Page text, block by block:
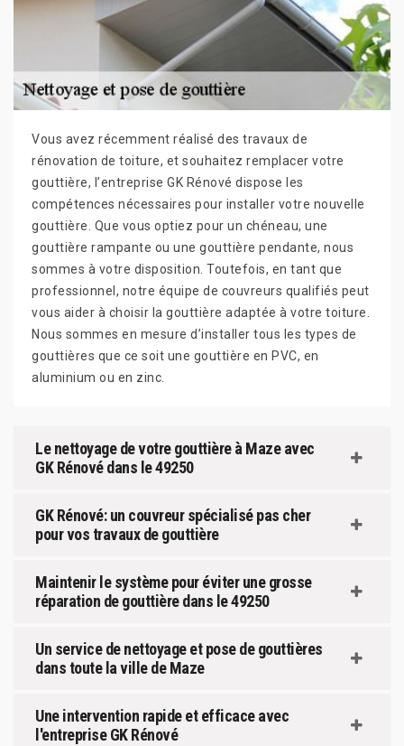
Vous avez récemment réalisé des travaux de
rénovation de toiture, et souhaitez remplacer votre
gouttière, l’entreprise GK Rénové dispose les
compétences nécessaires pour installer votre nouvelle
gouttière. Que vous optiez pour un chéneau, une
gouttière rampante ou une gouttière pendante, nous
sommes à votre disposition. Toutefois, en tant que
professionnel, notre équipe de couvreurs qualifiés peut
vous aider à choisir la gouttière adaptée à votre toiture.
Nous sommes en mesure d’installer tous les types de
gouttières que ce soit une gouttière en PVC, en
aluminium ou en zinc.
Le nettoyage de votre gouttière à Maze avec
GK Rénové dans le 49250
GK Rénové: un couvreur spécialisé pas cher
pour vos travaux de gouttière
Maintenir le système pour éviter une grosse
réparation de gouttière dans le 49250
Un service de nettoyage et pose de gouttières
dans toute la ville de Maze
Une intervention rapide et efficace avec
l'entreprise GK Rénové